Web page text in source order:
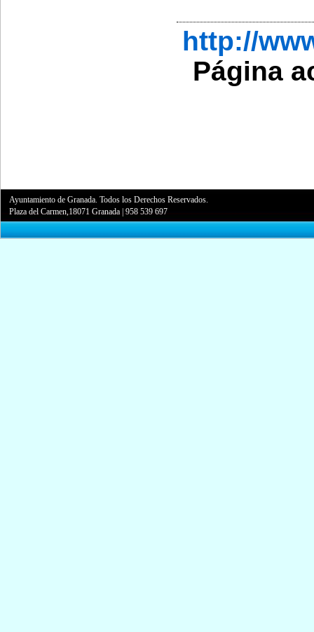
http://
Página
Ayuntamiento de Granada. Todos los Derechos Reservados.
Plaza del Carmen,18071 Granada |958 539 697